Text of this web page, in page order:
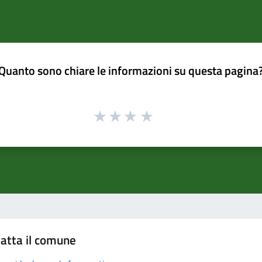
sono chiare le informazioni su questa
il comune